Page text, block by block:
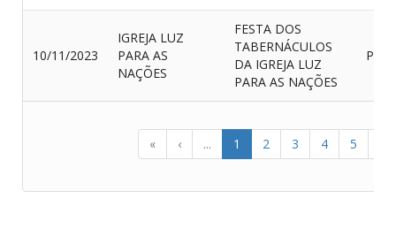
10/11/2023
IGREJA LUZ
PARA AS
NAÇÕES
FESTA DOS
TABERNÁCULOS
DA IGREJA LUZ
PARA AS NAÇÕES
« ‹ ... 1 2 3 4 5